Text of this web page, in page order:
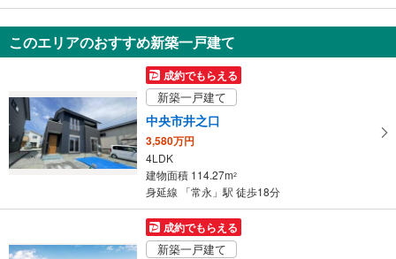
1,400万円
2LDK＋2
69.56m2（登記）
山梨県南都留郡鳴沢村(直接地番)
このエリアのおすすめ新築一戸建て
成約でもらえる
新築一戸建て
中央市井之口
3,580万円
4LDK
建物面積 114.27m2
身延線 「常永」駅 徒歩18分
成約でもらえる
新築一戸建て